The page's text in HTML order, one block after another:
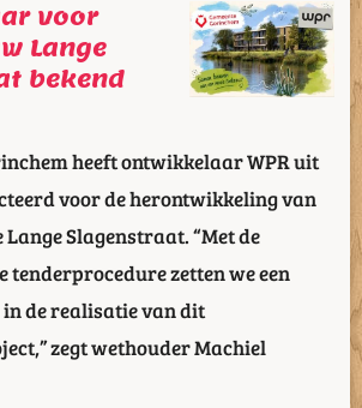
voor
Lange
bekend
heeft ontwikkelaar WPR uit
voor de herontwikkeling van
Slagenstraat. “Met de
tenderprocedure zetten we een
de realisatie van dit
zegt wethouder Machiel